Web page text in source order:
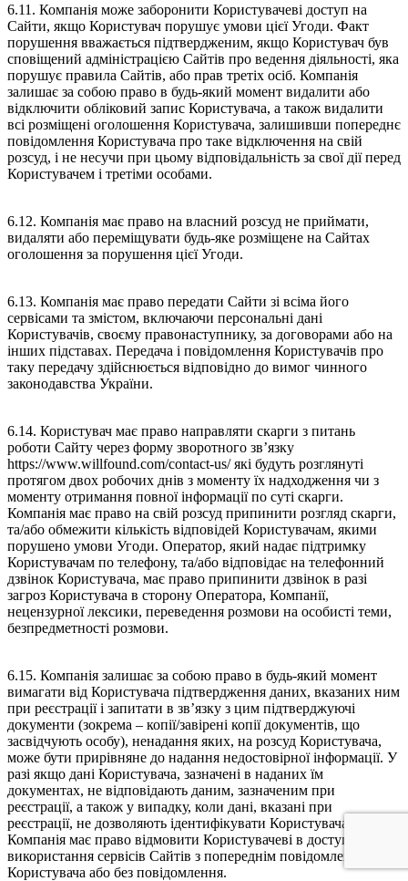
6.11. Компанія може заборонити Користувачеві доступ на
Сайти, якщо Користувач порушує умови цієї Угоди. Факт
порушення вважається підтвердженим, якщо Користувач був
сповіщений адміністрацією Сайтів про ведення діяльності, яка
порушує правила Сайтів, або прав третіх осіб. Компанія
залишає за собою право в будь-який момент видалити або
відключити обліковий запис Користувача, а також видалити
всі розміщені оголошення Користувача, залишивши попереднє
повідомлення Користувача про таке відключення на свій
розсуд, і не несучи при цьому відповідальність за свої дії перед
Користувачем і третіми особами.
6.12. Компанія має право на власний розсуд не приймати,
видаляти або переміщувати будь-яке розміщене на Сайтах
оголошення за порушення цієї Угоди.
6.13. Компанія має право передати Сайти зі всіма його
сервісами та змістом, включаючи персональні дані
Користувачів, своєму правонаступнику, за договорами або на
інших підставах. Передача і повідомлення Користувачів про
таку передачу здійснюється відповідно до вимог чинного
законодавства України.
6.14. Користувач має право направляти скарги з питань
роботи Сайту через форму зворотного зв’язку
https://www.willfound.com/contact-us/ які будуть розглянуті
протягом двох робочих днів з моменту їх надходження чи з
моменту отримання повної інформації по суті скарги.
Компанія має право на свій розсуд припинити розгляд скарги,
та/або обмежити кількість відповідей Користувачам, якими
порушено умови Угоди. Оператор, який надає підтримку
Користувачам по телефону, та/або відповідає на телефонний
дзвінок Користувача, має право припинити дзвінок в разі
загроз Користувача в сторону Оператора, Компанії,
нецензурної лексики, переведення розмови на особисті теми,
безпредметності розмови.
6.15. Компанія залишає за собою право в будь-який момент
вимагати від Користувача підтвердження даних, вказаних ним
при реєстрації і запитати в зв’язку з цим підтверджуючі
документи (зокрема – копії/завірені копії документів, що
засвідчують особу), ненадання яких, на розсуд Користувача,
може бути прирівняне до надання недостовірної інформації. У
разі якщо дані Користувача, зазначені в наданих їм
документах, не відповідають даним, зазначеним при
реєстрації, а також у випадку, коли дані, вказані при
реєстрації, не дозволяють ідентифікувати Користувача,
Компанія має право відмовити Користувачеві в доступі до
використання сервісів Сайтів з попереднім повідомленням
Користувача або без повідомлення.